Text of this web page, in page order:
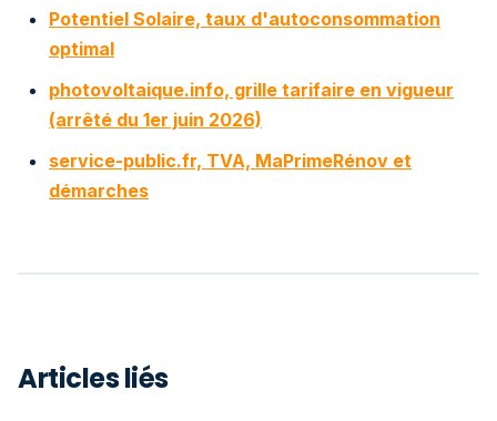
Potentiel Solaire, taux d'autoconsommation
optimal
photovoltaique.info, grille tarifaire en vigueur
(arrêté du 1er juin 2026)
service-public.fr, TVA, MaPrimeRénov et
démarches
Articles liés